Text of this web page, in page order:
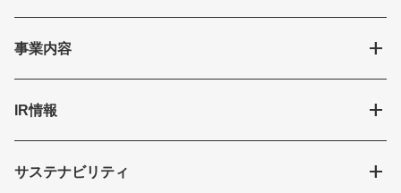
事業内容 add
IR情報 add
サステナビリティ add